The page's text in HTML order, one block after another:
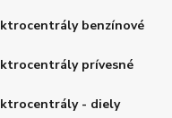
benzínové
prívesné
- diely